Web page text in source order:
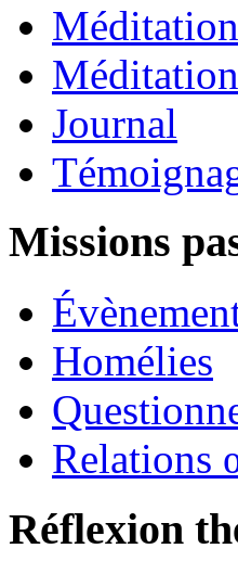
Journal
Missions
Homélies
Relations
Réflexion